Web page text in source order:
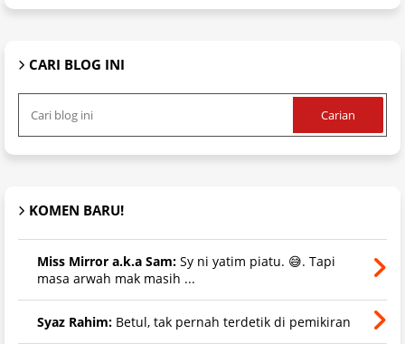
CARI BLOG INI
KOMEN BARU!
Miss Mirror a.k.a Sam: Sy ni yatim piatu. 😅. Tapi
masa arwah mak masih ...
Syaz Rahim: Betul, tak pernah terdetik di pemikiran